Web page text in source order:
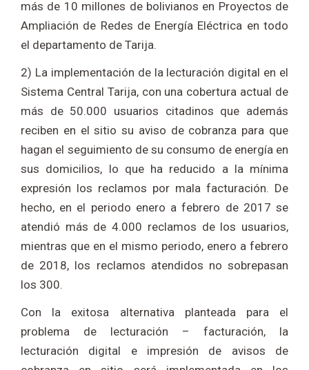
más de 10 millones de bolivianos en Proyectos de
Ampliación de Redes de Energía Eléctrica en todo
el departamento de Tarija.
2) La implementación de la lecturación digital en el
Sistema Central Tarija, con una cobertura actual de
más de 50.000 usuarios citadinos que además
reciben en el sitio su aviso de cobranza para que
hagan el seguimiento de su consumo de energía en
sus domicilios, lo que ha reducido a la mínima
expresión los reclamos por mala facturación. De
hecho, en el periodo enero a febrero de 2017 se
atendió más de 4.000 reclamos de los usuarios,
mientras que en el mismo periodo, enero a febrero
de 2018, los reclamos atendidos no sobrepasan
los 300.
Con la exitosa alternativa planteada para el
problema de lecturación – facturación, la
lecturación digital e impresión de avisos de